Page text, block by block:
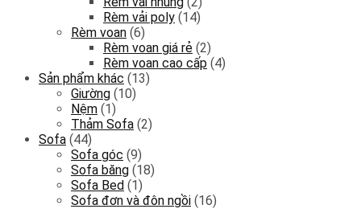
Rèm vải poly (14)
Rèm voan (6)
Rèm voan giá rẻ (2)
Rèm voan cao cấp (4)
Sản phẩm khác (13)
Giường (10)
Nệm (1)
Thảm Sofa (2)
Sofa (44)
Sofa góc (9)
Sofa băng (18)
Sofa Bed (1)
Sofa đơn và đôn ngồi (16)